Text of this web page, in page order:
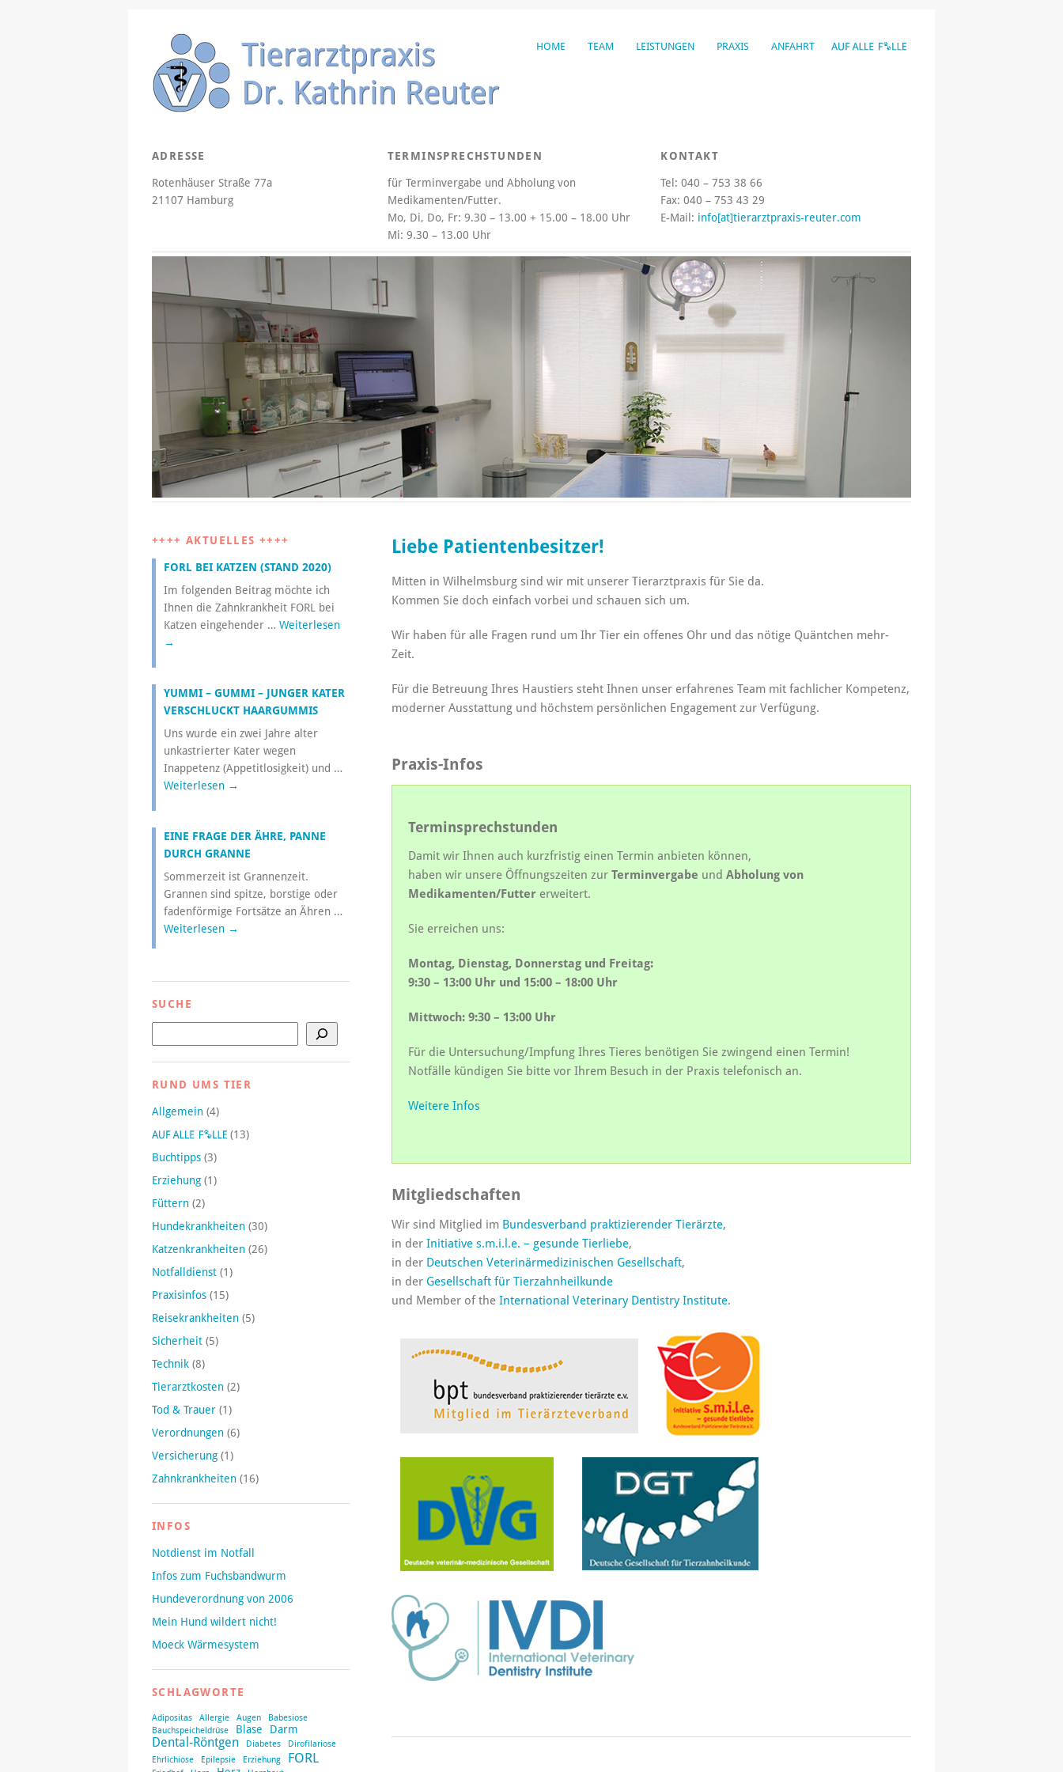
HOME TEAM LEISTUNGEN PRAXIS ANFAHRT
ADRESSE
Rotenhäuser Straße 77a
21107 Hamburg
TERMINSPRECHSTUNDEN
für Terminvergabe und Abholung von
Medikamenten/Futter.
Mo, Di, Do, Fr: 9.30 – 13.00 + 15.00 – 18.00 Uhr
Mi: 9.30 – 13.00 Uhr
KONTAKT
Tel: 040 – 753 38 66
Fax: 040 – 753 43 29
E-Mail: info[at]tierarztpraxis-reuter.com
Liebe Patientenbesitzer!
Mitten in Wilhelmsburg sind wir mit unserer Tierarztpraxis für Sie da.
Kommen Sie doch einfach vorbei und schauen sich um.
Wir haben für alle Fragen rund um Ihr Tier ein offenes Ohr und das nötige Quäntchen mehr-
Zeit.
Für die Betreuung Ihres Haustiers steht Ihnen unser erfahrenes Team mit fachlicher Kompetenz,
moderner Ausstattung und höchstem persönlichen Engagement zur Verfügung.
Praxis-Infos
Terminsprechstunden
Damit wir Ihnen auch kurzfristig einen Termin anbieten können,
haben wir unsere Öffnungszeiten zurTerminvergabe undAbholung von
Medikamenten/Futter erweitert.
Sie erreichen uns:
Montag, Dienstag, Donnerstag und Freitag:
9:30 – 13:00 Uhr und 15:00 – 18:00 Uhr
Mittwoch: 9:30 – 13:00 Uhr
Für die Untersuchung/Impfung Ihres Tieres benötigen Sie zwingend einen Termin!
Notfälle kündigen Sie bitte vor Ihrem Besuch in der Praxis telefonisch an.
Weitere Infos
Mitgliedschaften
Wir sind Mitglied im Bundesverband praktizierender Tierärzte,
in derInitiative s.m.i.l.e. – gesunde Tierliebe,
in der Deutschen Veterinärmedizinischen Gesellschaft,
in der Gesellschaft für Tierzahnheilkunde
und Member of theInternational Veterinary Dentistry Institute.
++++ AKTUELLES ++++
FORL BEI KATZEN (STAND 2020)
Im folgenden Beitrag möchte ich
Ihnen die Zahnkrankheit FORL bei
Katzen eingehender … Weiterlesen
→
YUMMI – GUMMI – JUNGER KATER
VERSCHLUCKT HAARGUMMIS
Uns wurde ein zwei Jahre alter
unkastrierter Kater wegen
Inappetenz (Appetitlosigkeit) und …
Weiterlesen →
EINE FRAGE DER ÄHRE, PANNE
DURCH GRANNE
Sommerzeit ist Grannenzeit.
Grannen sind spitze, borstige oder
fadenförmige Fortsätze an Ähren …
Weiterlesen →
SUCHE
RUND UMS TIER
Allgemein (4)
(13)
Buchtipps (3)
Erziehung (1)
Füttern (2)
Hundekrankheiten (30)
Katzenkrankheiten (26)
Notfalldienst (1)
Praxisinfos (15)
Reisekrankheiten (5)
Sicherheit (5)
Technik (8)
Tierarztkosten (2)
Tod & Trauer (1)
Verordnungen (6)
Versicherung (1)
Zahnkrankheiten (16)
INFOS
Notdienst im Notfall
Infos zum Fuchsbandwurm
Hundeverordnung von 2006
Mein Hund wildert nicht!
Moeck Wärmesystem
SCHLAGWORTE
Adipositas Allergie Augen
Babesiose
Bauchspeicheldrüse
Blase Darm
Dental-Röntgen Diabetes
Dirofilariose
Ehrlichiose
Epilepsie Erziehung FORL